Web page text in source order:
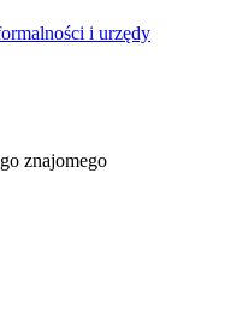
i urzędy
znajomego